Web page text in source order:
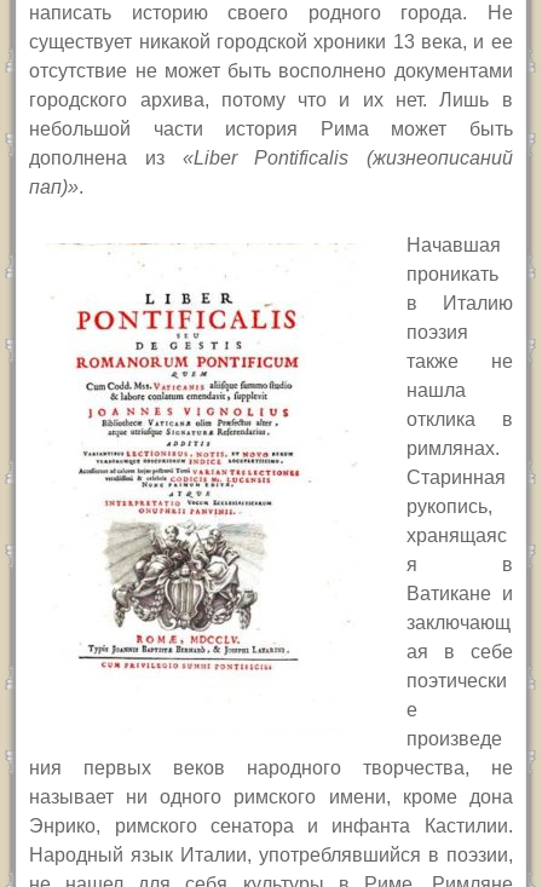
написать историю своего родного города. Не
существует никакой городской хроники 13века, и ее
отсутствие не может быть восполнено документами
городского архива, потому что и их нет.Лишь в
небольшой части история Рима может быть
дополнена из «Liber Pontificalis (жизнеописаний
пап)».
Начавшая
проникать
в Италию
поэзия
также не
нашла
отклика в
римлянах.
Старинная
рукопись,
хранящаяс
я в
Ватикане и
заключающ
ая в себе
поэтически
е
произведе
ния первых веков народного творчества, не
называет ни одного римского имени, кроме дона
Энрико, римского сенатора и инфанта Кастилии.
Народный язык Италии, употреблявшийся в поэзии,